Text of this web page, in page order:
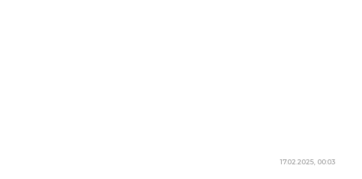
17.02.2025, 00:03